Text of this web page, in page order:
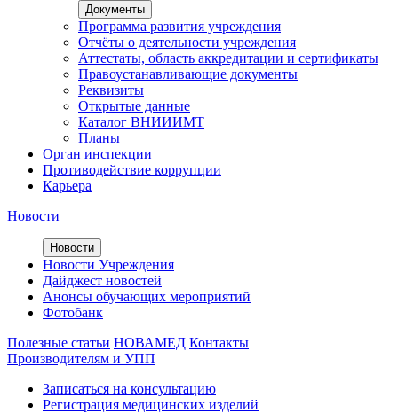
Документы
Программа развития учреждения
Отчёты о деятельности учреждения
Аттестаты, область аккредитации и сертификаты
Правоустанавливающие документы
Реквизиты
Открытые данные
Каталог ВНИИИМТ
Планы
Орган инспекции
Противодействие коррупции
Карьера
Новости
Новости
Новости Учреждения
Дайджест новостей
Анонсы обучающих мероприятий
Фотобанк
Полезные статьи НОВАМЕД Контакты
Производителям и УПП
Записаться на консультацию
Регистрация медицинских изделий